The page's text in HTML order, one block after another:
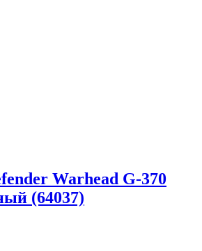
Warhead G-370
(64037)